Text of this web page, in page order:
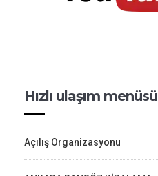
Hızlı ulaşım menüsü
Açılış Organizasyonu